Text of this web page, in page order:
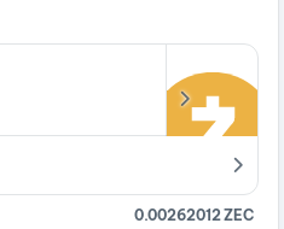
0.00262012 ZEC